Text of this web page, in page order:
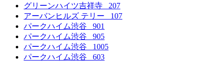
グリーンハイツ吉祥寺 207
アーバンヒルズ テリー 107
パークハイム渋谷 901
パークハイム渋谷 905
パークハイム渋谷 1005
パークハイム渋谷 603